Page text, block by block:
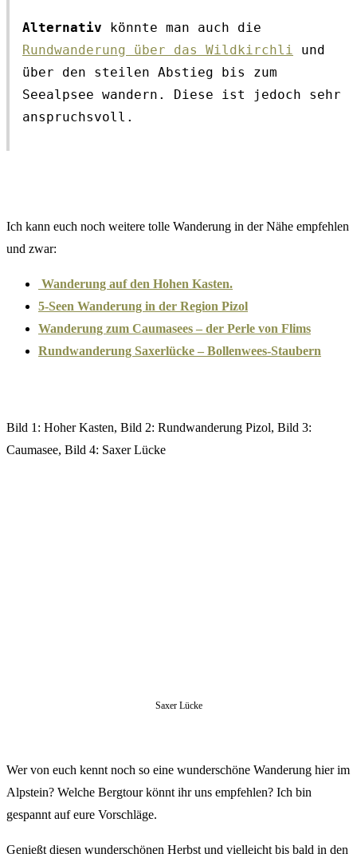
Alternativ
Rundwanderung über das Wildkirchli und
über den steilen Abstieg bis zum
Seealpsee wandern. Diese ist jedoch sehr
anspruchsvoll.
Ich kann euch noch weitere tolle Wanderung in der Nähe empfehlen
und zwar:
Wanderung auf den Hohen Kasten.
5-Seen Wanderung in der Region Pizol
Wanderung zum Caumasees – der Perle von Flims
Rundwanderung Saxerlücke – Bollenwees-Staubern
Bild 1: Hoher Kasten, Bild 2: Rundwanderung Pizol, Bild 3:
Caumasee, Bild 4: Saxer Lücke
Saxer Lücke
Wer von euch kennt noch so eine wunderschöne Wanderung hier im
Alpstein? Welche Bergtour könnt ihr uns empfehlen? Ich bin
gespannt auf eure Vorschläge.
Genießt diesen wunderschönen Herbst und vielleicht bis bald in den